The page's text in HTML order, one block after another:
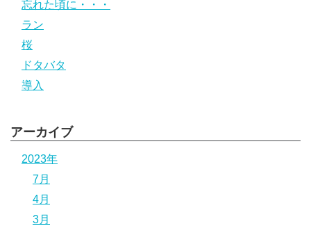
忘れた頃に・・・
ラン
桜
ドタバタ
導入
アーカイブ
2023年
7月
4月
3月